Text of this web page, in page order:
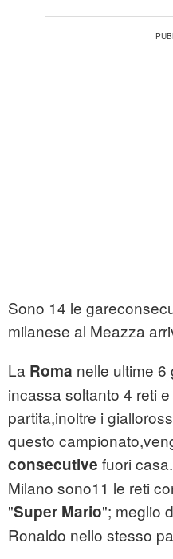
Sono 14 le
milanese al Meazza
La Roma nelle ultime
incassa soltanto 4 reti
partita,inoltre i
questo
consecutive fuori
Milano sono11 le reti
"Super Mario"; meglio
Ronaldo nello stesso